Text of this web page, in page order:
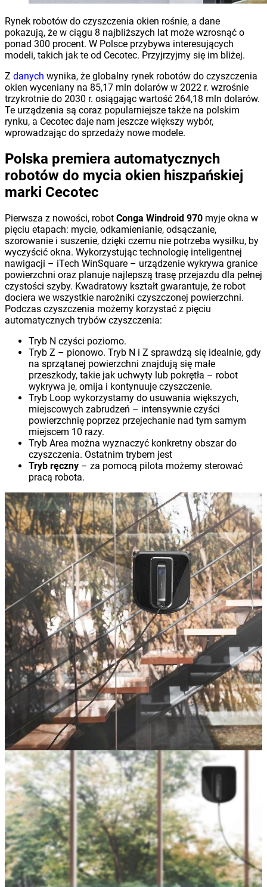
Rynek robotów do czyszczenia okien rośnie, a dane
pokazują, że w ciągu 8 najbliższych lat może wzrosnąć o
ponad 300 procent. W Polsce przybywa interesujących
modeli, takich jak te od Cecotec. Przyjrzyjmy się im bliżej.
Z danych wynika, że globalny rynek robotów do czyszczenia
okien wyceniany na 85,17 mln dolarów w 2022 r. wzrośnie
trzykrotnie do 2030 r. osiągając wartość 264,18 mln dolarów.
Te urządzenia są coraz popularniejsze także na polskim
rynku, a Cecotec daje nam jeszcze większy wybór,
wprowadzając do sprzedaży nowe modele.
Polska premiera automatycznych
robotów do mycia okien hiszpańskiej
marki Cecotec
Pierwsza z nowości, robot Conga Windroid 970 myje okna w
pięciu etapach: mycie, odkamienianie, odsączanie,
szorowanie i suszenie, dzięki czemu nie potrzeba wysiłku, by
wyczyścić okna. Wykorzystując technologię inteligentnej
nawigacji – iTech WinSquare – urządzenie wykrywa granice
powierzchni oraz planuje najlepszą trasę przejazdu dla pełnej
czystości szyby. Kwadratowy kształt gwarantuje, że robot
dociera we wszystkie narożniki czyszczonej powierzchni.
Podczas czyszczenia możemy korzystać z pięciu
automatycznych trybów czyszczenia:
Tryb N czyści poziomo.
Tryb Z – pionowo. Tryb N i Z sprawdzą się idealnie, gdy
na sprzątanej powierzchni znajdują się małe
przeszkody, takie jak uchwyty lub pokrętła – robot
wykrywa je, omija i kontynuuje czyszczenie.
Tryb Loop wykorzystamy do usuwania większych,
miejscowych zabrudzeń – intensywnie czyści
powierzchnię poprzez przejechanie nad tym samym
miejscem 10 razy.
Tryb Area można wyznaczyć konkretny obszar do
czyszczenia. Ostatnim trybem jest
Tryb ręczny – za pomocą pilota możemy sterować
pracą robota.